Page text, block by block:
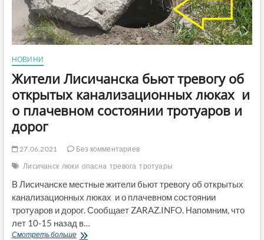
НОВИНИ
Жители Лисичанска бьют тревогу об
открытых канализационных люках и
о плачевном состоянии тротуаров и
дорог
27.06.2021
Без комментариев
Лисичанск люки опасна тревога тротуары
В Лисичанске местные жители бьют тревогу об открытых
канализационных люках и о плачевном состоянии
тротуаров и дорог. Сообщает ZARAZ.INFO. Напомним, что
лет 10-15 назад в…
Смотреть большеЖители